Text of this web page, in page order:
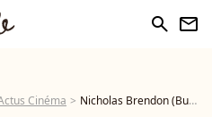
search newsletter
Cinéma Nicholas Brendon (Buffy contre les vampires) : On en sait plus sur les causes de son départ